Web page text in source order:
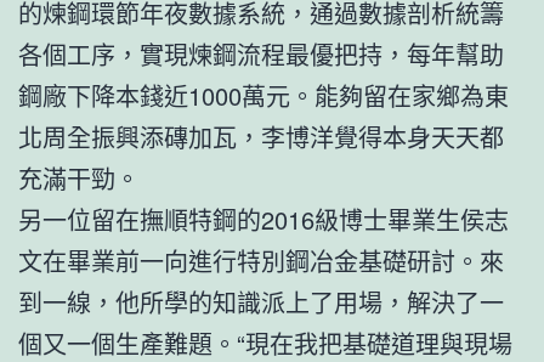
的煉鋼環節年夜數據系統，通過數據剖析統籌
各個工序，實現煉鋼流程最優把持，每年幫助
鋼廠下降本錢近1000萬元。能夠留在家鄉為東
北周全振興添磚加瓦，李博洋覺得本身天天都
充滿干勁。
另一位留在撫順特鋼的2016級博士畢業生侯志
文在畢業前一向進行特別鋼冶金基礎研討。來
到一線，他所學的知識派上了用場，解決了一
個又一個生產難題。“現在我把基礎道理與現場